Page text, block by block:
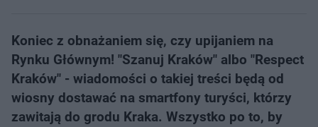
Koniec z obnażaniem się, czy upijaniem na
Rynku Głównym! "Szanuj Kraków" albo "Respect
Kraków" - wiadomości o takiej treści będą od
wiosny dostawać na smartfony turyści, którzy
zawitają do grodu Kraka. Wszystko po to, by